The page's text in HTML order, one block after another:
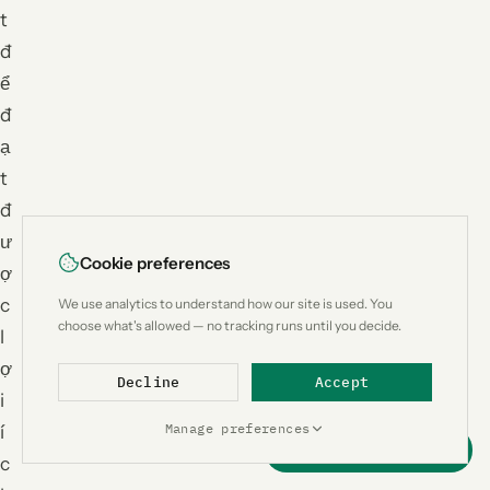
t
đ
ể
đ
ạ
t
đ
ư
ợ
c
l
ợ
i
í
c
Cookie preferences
We use analytics to understand how our site is used. You
choose what's allowed — no tracking runs until you decide.
Decline Accept
Manage preferences